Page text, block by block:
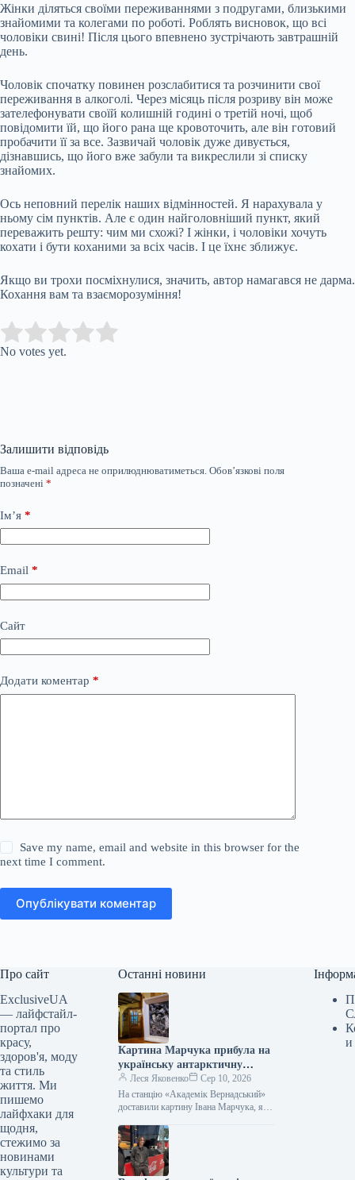
Жінки діляться своїми переживаннями з подругами, близькими
знайомими та колегами по роботі. Роблять висновок, що всі
чоловіки свині! Після цього впевнено зустрічають завтрашній
день.
Чоловік спочатку повинен розслабитися та розчинити свої
переживання в алкоголі. Через місяць після розриву він може
зателефонувати своїй колишній годині о третій ночі, щоб
повідомити їй, що його рана ще кровоточить, але він готовий
пробачити її за все. Зазвичай чоловік дуже дивується,
дізнавшись, що його вже забули та викреслили зі списку
знайомих.
Ось неповний перелік наших відмінностей. Я нарахувала у
ньому сім пунктів. Але є один найголовніший пункт, який
переважить решту: чим ми схожі? І жінки, і чоловіки хочуть
кохати і бути коханими за всіх часів. І це їхнє зближує.
Якщо ви трохи посміхнулися, значить, автор намагався не дарма.
Кохання вам та взаєморозуміння!
Rate this item:
No votes yet.
Залишити відповідь
Ваша e-mail адреса не оприлюднюватиметься. Обов’язкові поля
позначені *
Ім’я *
Email *
Сайт
Додати коментар *
Save my name, email and website in this browser for the
next time I comment.
Опублікувати коментар
Про сайт
ExclusiveUA
— лайфстайл-
портал про
красу,
здоров'я, моду
та стиль
життя. Ми
пишемо
лайфхаки для
щодня,
стежимо за
новинами
культури та
Останні новини
Картина Марчука прибула на
українську антарктичну
станцію
Леся Яковенко
Сер 10, 2026
На станцію «Академік Вернадський»
доставили картину Івана Марчука, яку
полярникам На антарктичну станцію
«Академік Вернадський» доставили
роботу…
и